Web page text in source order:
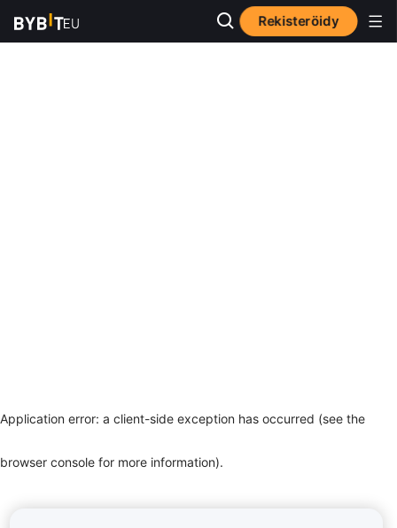
Rekisteröidy
Application error: a client-side exception has occurred (see the
browser console for more information).